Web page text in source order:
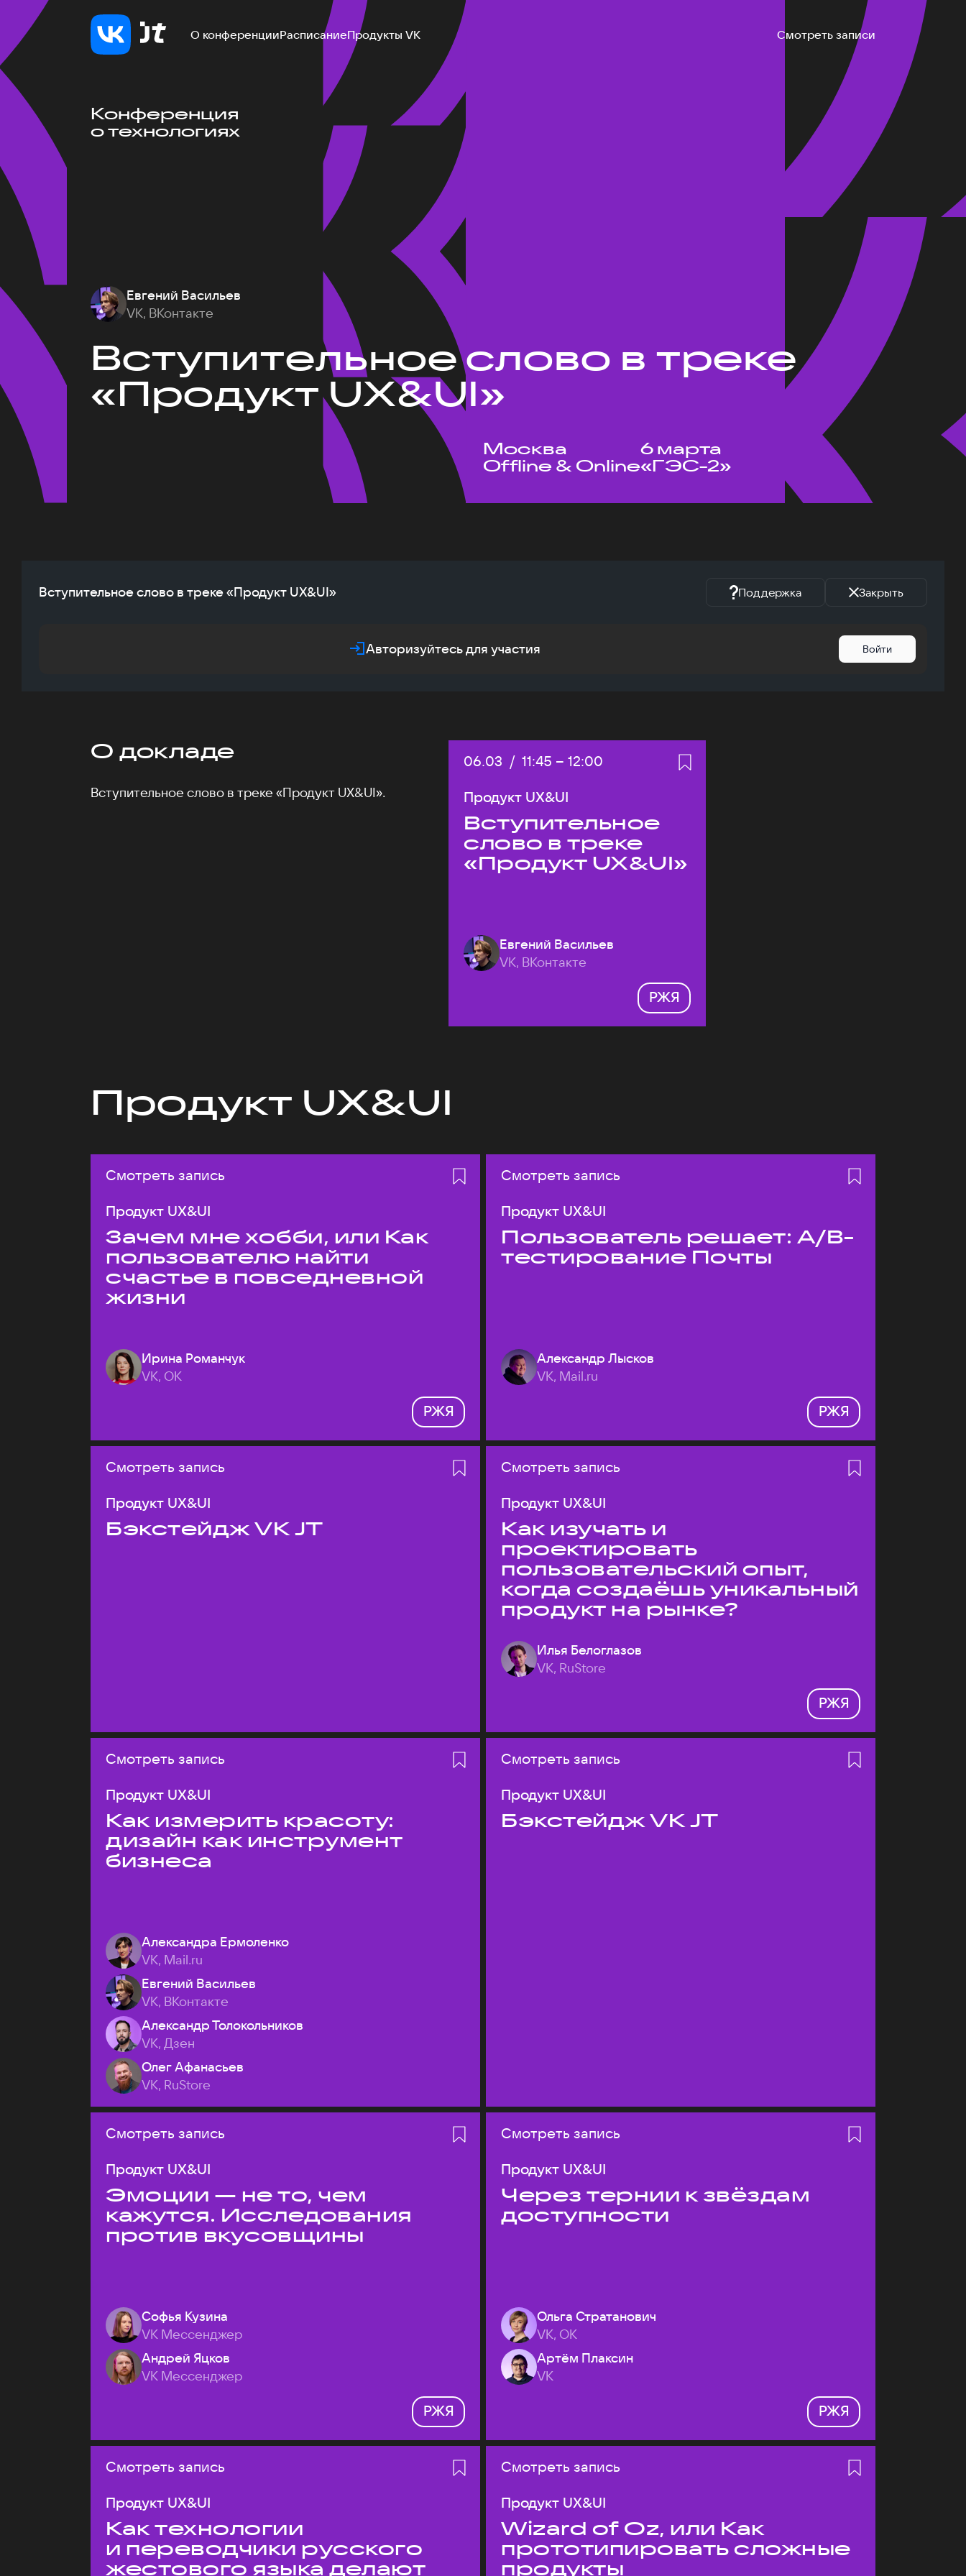
О конференцииРасписаниеПродукты VK Смотреть записи
Конференция
о технологиях
Евгений Васильев
VK, ВКонтакте
Вступительное слово в треке
«Продукт UX&UI»
Москва
Offline & Online
6 марта
«ГЭС-2»
Вступительное слово в треке «Продукт UX&UI» Поддержка Закрыть
Авторизуйтесь для участия Войти
О докладе
Вступительное слово в треке «Продукт UX&UI».
Дата:
06.03 / Начало:
11:45 – Конец:
12:00
Продукт UX&UI
Вступительное
слово в треке
«Продукт UX&UI»
Евгений Васильев
VK, ВКонтакте
РЖЯ
Продукт UX&UI
Смотреть запись
Продукт UX&UI
Зачем мне хобби, или Как
пользователю найти
счастье в повседневной
жизни
Ирина Романчук
VK, ОК
РЖЯ
Смотреть запись
Продукт UX&UI
Пользователь решает: A/B-
тестирование Почты
Александр Лысков
VK, Mail.ru
РЖЯ
Смотреть запись
Продукт UX&UI
Бэкстейдж VK JT
Смотреть запись
Продукт UX&UI
Как изучать и
проектировать
пользовательский опыт,
когда создаёшь уникальный
продукт на рынке?
Илья Белоглазов
VK, RuStore
РЖЯ
Смотреть запись
Продукт UX&UI
Как измерить красоту:
дизайн как инструмент
бизнеса
Александра Ермоленко
VK, Mail.ru
Евгений Васильев
VK, ВКонтакте
Александр Толокольников
VK, Дзен
Олег Афанасьев
VK, RuStore
Смотреть запись
Продукт UX&UI
Бэкстейдж VK JT
Смотреть запись
Продукт UX&UI
Эмоции — не то, чем
кажутся. Исследования
против вкусовщины
Софья Кузина
VK Мессенджер
Андрей Яцков
VK Мессенджер
РЖЯ
Смотреть запись
Продукт UX&UI
Через тернии к звёздам
доступности
Ольга Стратанович
VK, ОК
Артём Плаксин
VK
РЖЯ
Смотреть запись
Продукт UX&UI
Как технологии
и переводчики русского
жестового языка делают
Смотреть запись
Продукт UX&UI
Wizard of Oz, или Как
прототипировать сложные
продукты